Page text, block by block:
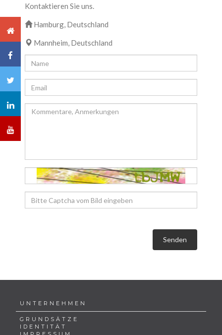
Kontaktieren Sie uns.
Hamburg, Deutschland
Mannheim, Deutschland
Senden
UNTERNEHMEN
GRUNDSÄTZE
IDENTITÄT